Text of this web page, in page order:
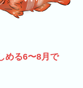
める6〜8月で